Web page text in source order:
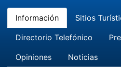
Información Sitios
Directorio Telefónico
Opiniones Noticias